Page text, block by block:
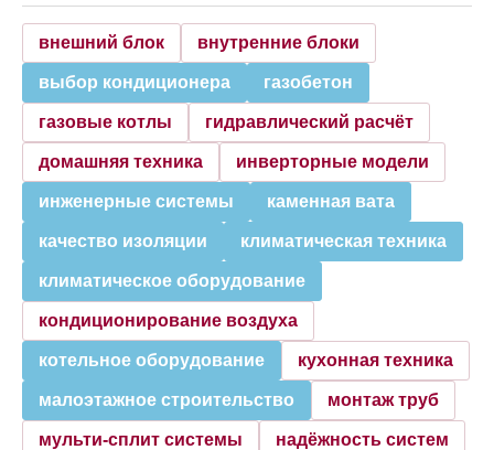
внешний блок внутренние блоки
выбор кондиционера газобетон
газовые котлы гидравлический расчёт
домашняя техника инверторные модели
инженерные системы каменная вата
качество изоляции климатическая техника
климатическое оборудование
кондиционирование воздуха
котельное оборудование кухонная техника
малоэтажное строительство монтаж труб
мульти-сплит системы надёжность систем